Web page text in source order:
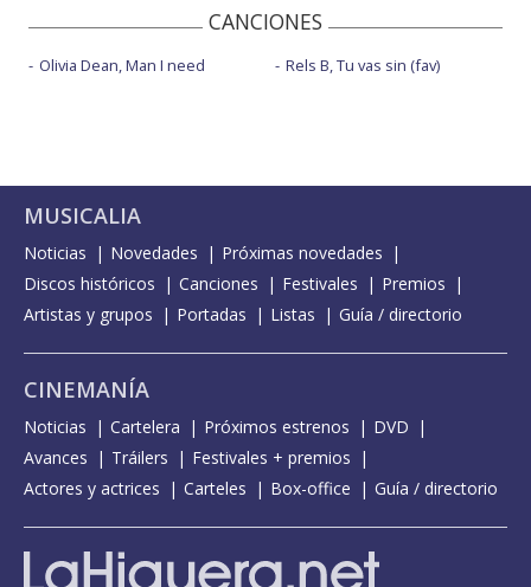
CANCIONES
Olivia Dean, Man I need Rels B, Tu vas sin (fav)
MUSICALIA
Noticias Novedades
Próximas novedades
Discos históricos
Canciones Festivales
Premios
Artistas y grupos
Portadas Listas Guía / directorio
CINEMANÍA
Noticias Cartelera Próximos estrenos
DVD
Avances
Tráilers
Festivales + premios
Actores y actrices
Carteles Box-office Guía / directorio